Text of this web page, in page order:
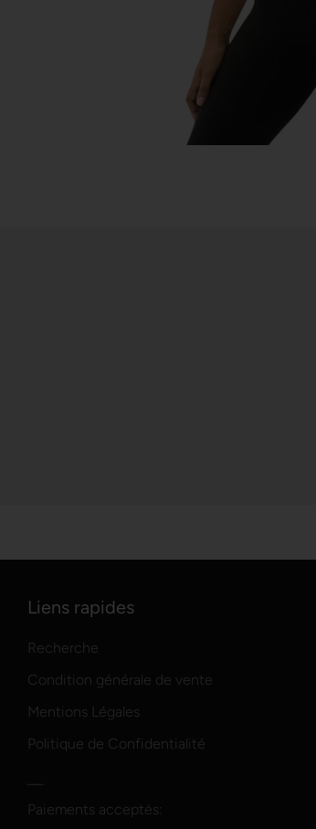
Liens rapides
Recherche
Condition générale de vente
Mentions Légales
Politique de Confidentialité
Paiements acceptés: